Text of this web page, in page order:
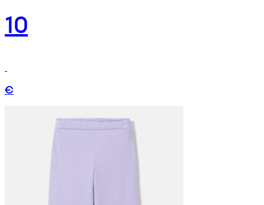
10
€